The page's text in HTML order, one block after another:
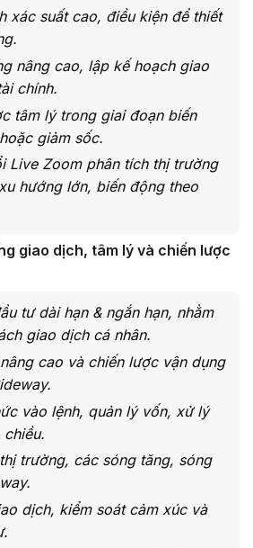
xác suất cao, điều kiện để thiết
nâng cao, lập kế hoạch giao
chính.
tâm lý trong giai đoạn biến
giảm sốc.
Live Zoom phân tích thị trường
hướng lớn, biến động theo
giao dịch, tâm lý và chiến lược
tư dài hạn & ngắn hạn, nhằm
giao dịch cá nhân.
cao và chiến lược vận dụng
vào lệnh, quản lý vốn, xử lý
trường, các sóng tăng, sóng
dịch, kiểm soát cảm xúc và